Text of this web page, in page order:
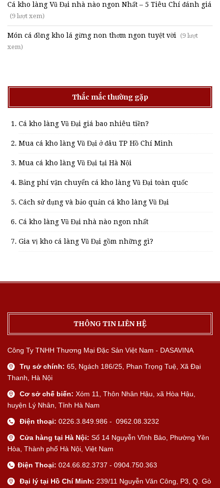
Cá kho làng Vũ Đại nhà nào ngon Nhất – 5 Tiêu Chí đánh giá
(9 lượt xem)
Món cá đồng kho lá gừng non thơm ngon tuyệt vời (9 lượt
xem)
Thắc mắc thường gặp
Cá kho làng Vũ Đại giá bao nhiêu tiền?
Mua cá kho làng Vũ Đại ở đâu TP Hồ Chí Minh
Mua cá kho làng Vũ Đại tại Hà Nội
Bảng phí vận chuyển cá kho làng Vũ Đại toàn quốc
Cách sử dụng và bảo quản cá kho làng Vũ Đại
Cá kho làng Vũ Đại nhà nào ngon nhất
Gia vị kho cá làng Vũ Đại gồm những gì?
THÔNG TIN LIÊN HỆ
Công Ty TNHH Thương Mại Đặc Sản Việt Nam - DASAVINA
Trụ sở chính: 65, Ngách 186/25, Phan Trọng Tuệ, Xã Đại
Thanh, Hà Nội
Cơ sở chế biến: Xóm 11, Thôn Nhân Hậu, xã Hòa Hậu,
huyện Lý Nhân, Tỉnh Hà Nam
Điện thoại: 0226.3.849.986 - 0962.08.3232
Cửa hàng tại Hà Nội: Số 14 Nguyễn Vĩnh Bảo, Phường Yên
Hòa, Thành phố Hà Nội, Việt Nam
Điện Thoại: 024.66.82.3737 - 0904.750.363
Đại lý tại Hồ Chí Minh: 239/11 Nguyễn Văn Công, P3, Q. Gò